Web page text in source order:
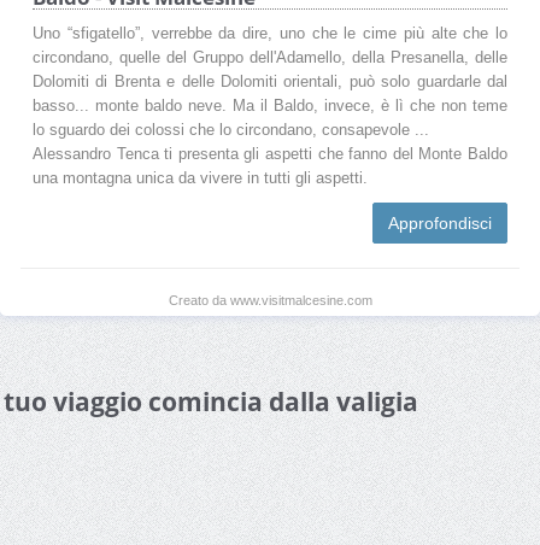
Uno “sfigatello”, verrebbe da dire, uno che le cime più alte che lo
circondano, quelle del Gruppo dell'Adamello, della Presanella, delle
Dolomiti di Brenta e delle Dolomiti orientali, può solo guardarle dal
basso... monte baldo neve. Ma il Baldo, invece, è lì che non teme
lo sguardo dei colossi che lo circondano, consapevole ...
Alessandro Tenca ti presenta gli aspetti che fanno del Monte Baldo
una montagna unica da vivere in tutti gli aspetti.
Approfondisci
Creato da www.visitmalcesine.com
viaggio comincia dalla valigia